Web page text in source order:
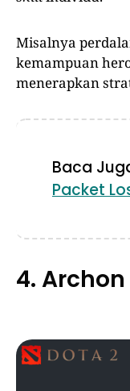
Misalnya
kemampuan
menerapkan
Baca
Packet
4. Archon